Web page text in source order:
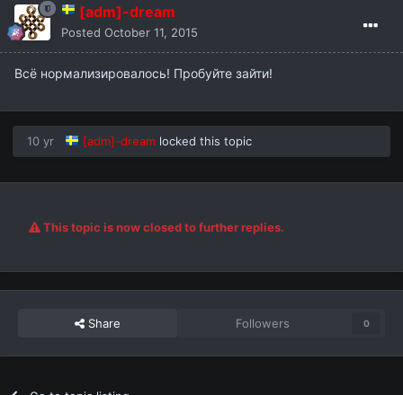
[adm]-dream
Posted October 11, 2015
Всё нормализировалось! Пробуйте зайти!
10 yr [adm]-dream locked this topic
This topic is now closed to further replies.
Share Followers 0